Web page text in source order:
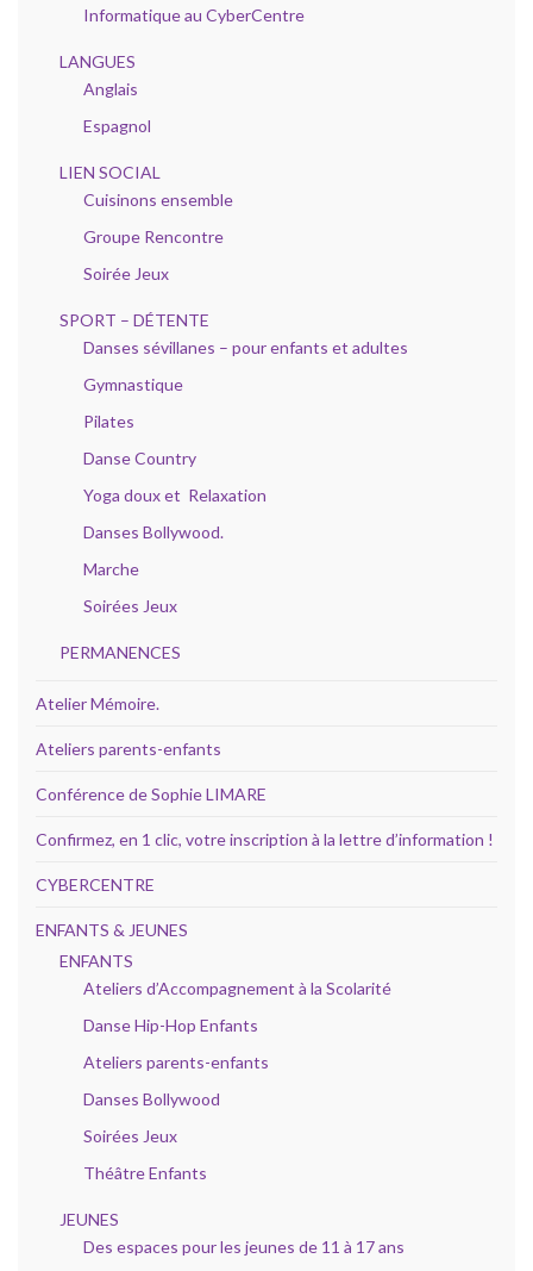
Informatique au CyberCentre
LANGUES
Anglais
Espagnol
LIEN SOCIAL
Cuisinons ensemble
Groupe Rencontre
Soirée Jeux
SPORT – DÉTENTE
Danses sévillanes – pour enfants et adultes
Gymnastique
Pilates
Danse Country
Yoga doux et Relaxation
Danses Bollywood.
Marche
Soirées Jeux
PERMANENCES
Atelier Mémoire.
Ateliers parents-enfants
Conférence de Sophie LIMARE
Confirmez, en 1 clic, votre inscription à la lettre d’information !
CYBERCENTRE
ENFANTS & JEUNES
ENFANTS
Ateliers d’Accompagnement à la Scolarité
Danse Hip-Hop Enfants
Ateliers parents-enfants
Danses Bollywood
Soirées Jeux
Théâtre Enfants
JEUNES
Des espaces pour les jeunes de 11 à 17 ans